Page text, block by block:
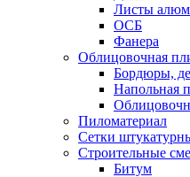
Листы
ОСБ
Фанера
Облицовочная
Бордюры,
Напольная
Пиломатериал
Сетки
Строительные
Битум